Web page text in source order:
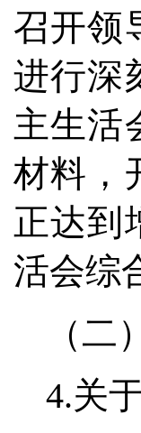
召开领
进行深
主生活
材料，
正达到
活会综
（
4.关